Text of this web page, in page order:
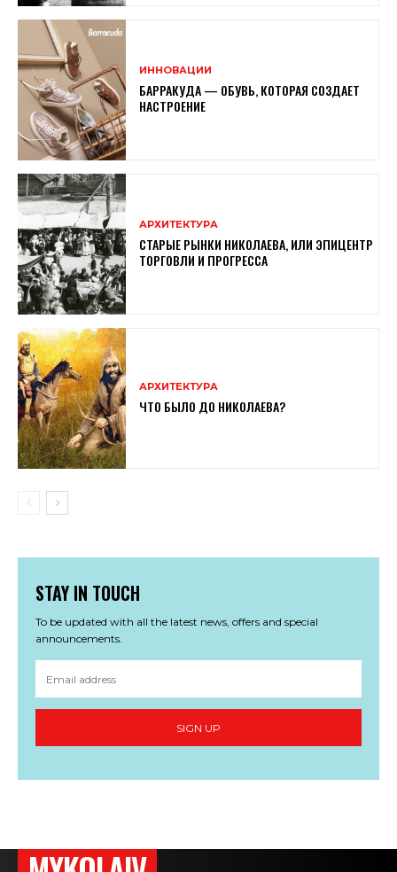
ИННОВАЦИИ
БАРРАКУДА — ОБУВЬ, КОТОРАЯ СОЗДАЕТ
НАСТРОЕНИЕ
АРХИТЕКТУРА
СТАРЫЕ РЫНКИ НИКОЛАЕВА, ИЛИ ЭПИЦЕНТР
ТОРГОВЛИ И ПРОГРЕССА
АРХИТЕКТУРА
ЧТО БЫЛО ДО НИКОЛАЕВА?
STAY IN TOUCH
To be updated with all the latest news, offers and special
announcements.
SIGN UP